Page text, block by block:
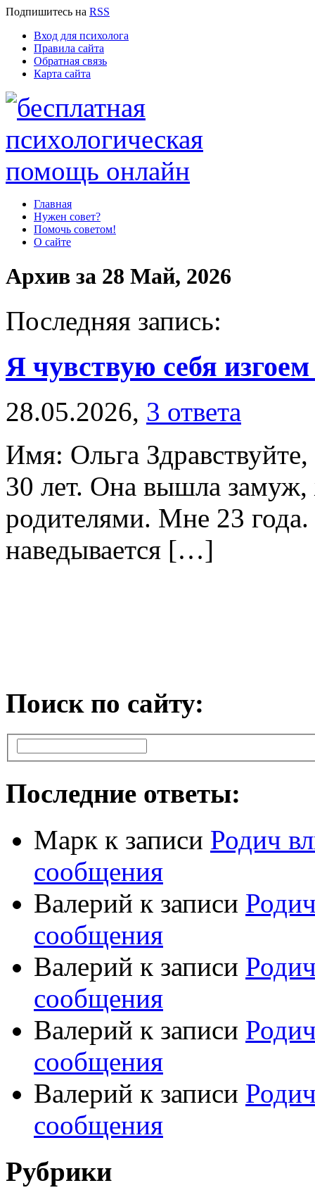
Подпишитесь на RSS
Вход для психолога
Правила сайта
Обратная связь
Карта сайта
Главная
Нужен совет?
Помочь советом!
О сайте
Архив за 28 Май, 2026
Последняя запись:
Я чувствую себя
28.05.2026, 3 ответа
Имя: Ольга
30 лет. Она вышла
родителями. Мне 23 года.
наведывается […]
Поиск по сайту:
Последние ответы:
Марк к записи Родич
сообщения
Валерий к записи
сообщения
Валерий к записи
сообщения
Валерий к записи
сообщения
Валерий к записи
сообщения
Рубрики